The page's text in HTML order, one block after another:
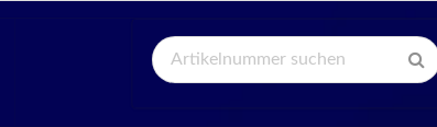
Global Search